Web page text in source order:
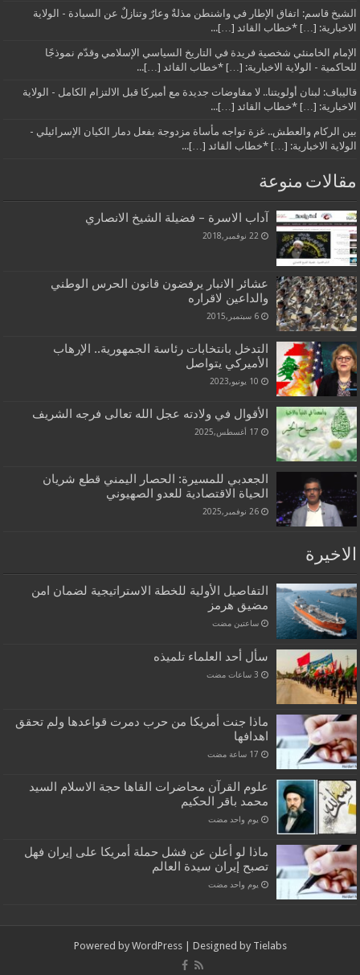
الشيخ قاسم: اتفاق الإطار في واشنطن مذلةٌ وعارٌ وتنازلٌ عن السيادة - الولاية
الاخبارية: […] *خطاب القائد […]...
الإمام الخامنئي شخصية فريدة في التاريخ السياسي الإسلامي وقدّم نموذجًا
للحاكمية - الولاية الاخبارية: […] *خطاب القائد […]...
قاليباف: لبنان أولويتنا.. لا مفاوضات جديدة مع أميركا قبل الالتزام الكامل - الولاية
الاخبارية: […] *خطاب القائد […]...
بين الركام والعطش.. غزة تواجه مأساة مزدوجة بفعل دمار الكيان الإسرائيلي -
الولاية الاخبارية: […] *خطاب القائد […]...
مقالات منوعة
آداب الاسرة – فضيلة الشيخ الانصاري
22 نوفمبر,2018
عشائر الانبار يرفضون قانون الحرس الوطني
والداعين لاقراره
6 سبتمبر,2015
التدخل بانتخابات رئاسة الجمهورية.. الإرهاب
الأميركي يتواصل
10 يونيو,2023
الأقوال في ولادته عجل الله تعالى فرجه الشريف
17 أغسطس,2025
الجعدبي للمسيرة: الحصار اليمني قطع شريان
الحياة الاقتصادية للعدو الصهيوني
26 نوفمبر,2025
الاخيرة
التفاصيل الأولية للخطة الاستراتيجية لضمان امن
مضيق هرمز
‏ساعتين مضت
سأل أحد العلماء تلميذه
ماذا جنت أمريكا من حرب دمرت قواعدها ولم تحقق
اهدافها
علوم القرآن محاضرات القاها حجة الاسلام السيد
محمد باقر الحكيم
‏يوم واحد مضت
ماذا لو أعلن عن فشل حملة أمريكا على إيران فهل
تصبح إيران سيدة العالم
‏يوم واحد مضت
Powered by WordPress| Designed by Tielabs